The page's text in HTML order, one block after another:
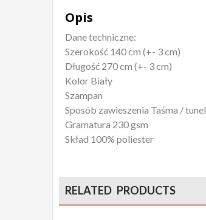
Opis
Dane techniczne:
Szerokość 140 cm (+- 3 cm)
Długość 270 cm (+- 3 cm)
Kolor Biały
Szampan
Sposób zawieszenia Taśma / tunel
Gramatura 230 gsm
Skład 100% poliester
RELATED PRODUCTS